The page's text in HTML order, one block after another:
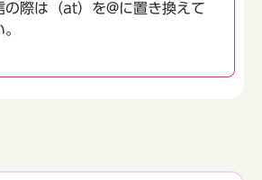
の際は（at）を@に置き換えて